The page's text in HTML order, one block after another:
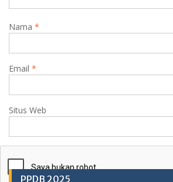
Nama *
Email *
Situs Web
PPDB 2025